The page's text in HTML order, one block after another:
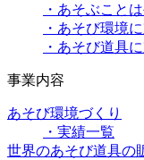
・あそぶこと
・あそび環境
・あそび道具
事業内容
あそび環境づくり
・実績一覧
世界のあそび道具の